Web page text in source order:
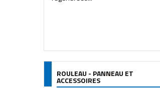
ROULEAU - PANNEAU ET
ACCESSOIRES